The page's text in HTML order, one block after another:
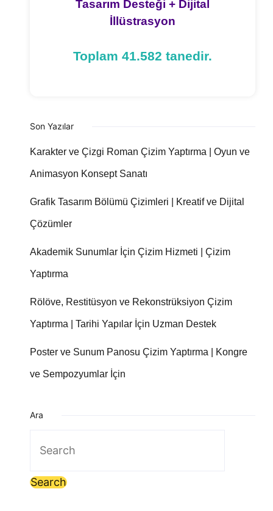
Tasarım Desteği + Dijital
İllüstrasyon
Toplam 41.582 tanedir.
Son Yazılar
Karakter ve Çizgi Roman Çizim Yaptırma | Oyun ve
Animasyon Konsept Sanatı
Grafik Tasarım Bölümü Çizimleri | Kreatif ve Dijital
Çözümler
Akademik Sunumlar İçin Çizim Hizmeti | Çizim
Yaptırma
Rölöve, Restitüsyon ve Rekonstrüksiyon Çizim
Yaptırma | Tarihi Yapılar İçin Uzman Destek
Poster ve Sunum Panosu Çizim Yaptırma | Kongre
ve Sempozyumlar İçin
Ara